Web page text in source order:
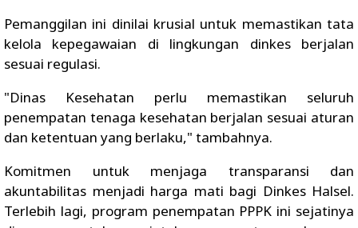
Pemanggilan ini dinilai krusial untuk memastikan tata
kelola kepegawaian di lingkungan dinkes berjalan
sesuai regulasi.
"Dinas Kesehatan perlu memastikan seluruh
penempatan tenaga kesehatan berjalan sesuai aturan
dan ketentuan yang berlaku," tambahnya.
Komitmen untuk menjaga transparansi dan
akuntabilitas menjadi harga mati bagi Dinkes Halsel.
Terlebih lagi, program penempatan PPPK ini sejatinya